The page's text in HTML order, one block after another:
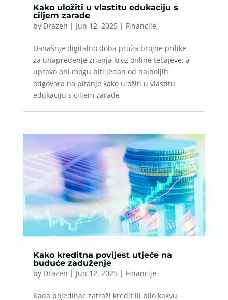
Kako uložiti u vlastitu edukaciju s
ciljem zarade
by Drazen | Jun 12, 2025| Financije
Današnje digitalno doba pruža brojne prilike
za unapređenje znanja kroz online tečajeve, a
upravo oni mogu biti jedan od najboljih
odgovora na pitanje kako uložiti u vlastitu
edukaciju s ciljem zarade
Kako kreditna povijest utječe na
buduće zaduženje
by Drazen | Jun 12, 2025| Financije
Kada pojedinac zatraži kredit ili bilo kakvu